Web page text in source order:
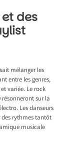
des
mélanger les
entre les genres,
variée. Le rock
résonneront sur la
Les danseurs
rythmes tantôt
musicale